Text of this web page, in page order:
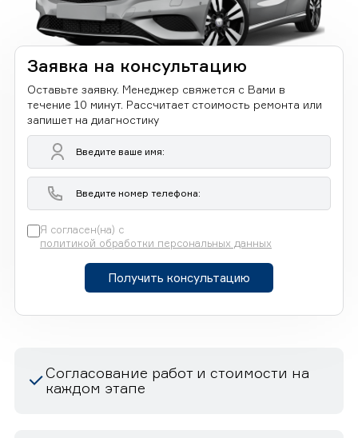
Заявка на консультацию
Оставьте заявку. Менеджер свяжется с Вами в
течение 10 минут. Рассчитает стоимость ремонта или
запишет на диагностику
Я согласен(на) с
политикой обработки персональных данных
Получить консультацию
Согласование работ и стоимости на
каждом этапе